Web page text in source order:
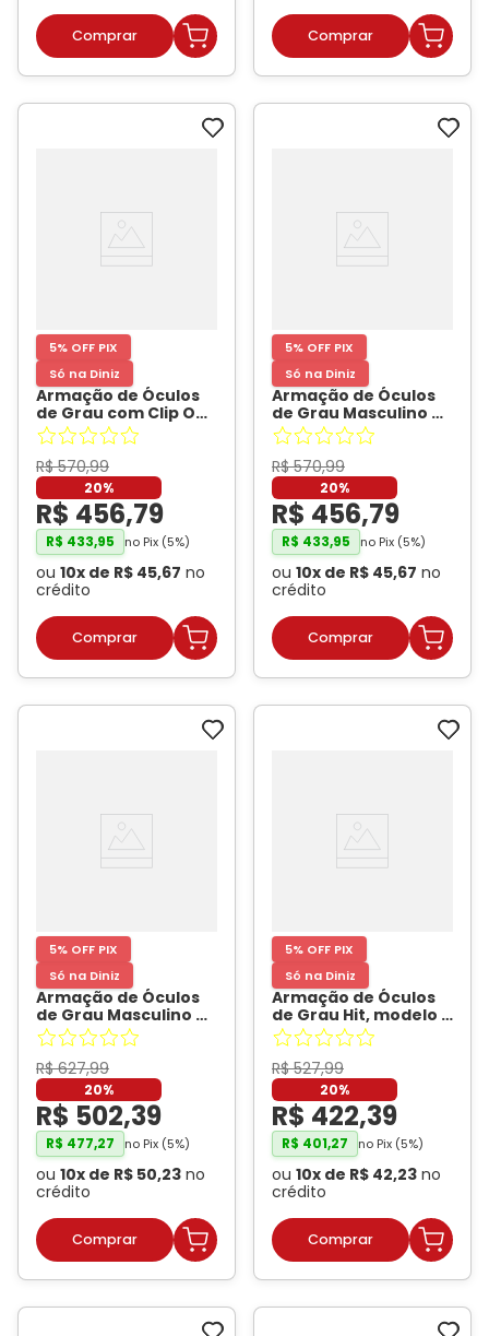
5% OFF PIX
Só na Diniz
Armação de Óculos
de Grau com Clip On
Masculino Dii
Collection
Retangular 1069 Cor
Demi Azul- DII
COLLECTION
R$ 570,99
20%
R$ 456,79
R$ 433,95 no Pix (5%)
ou 10x de R$ 45,67 no
crédito
5% OFF PIX
Só na Diniz
Armação de Óculos
de Grau Masculino Dii
Collection DII 2015M
Retangular Cor Cinza
- DII COLLECTION
R$ 570,99
20%
R$ 456,79
R$ 433,95 no Pix (5%)
ou 10x de R$ 45,67 no
crédito
5% OFF PIX
Só na Diniz
Armação de Óculos
de Grau Masculino Dii
Collection 4066
Redondo Cor Gun
Metal- DII
COLLECTION
R$ 627,99
20%
R$ 502,39
R$ 477,27 no Pix (5%)
ou 10x de R$ 50,23 no
crédito
5% OFF PIX
Só na Diniz
Armação de Óculos
de Grau Hit, modelo 2
8008, cor Preto
R$ 527,99
20%
R$ 422,39
R$ 401,27 no Pix (5%)
ou 10x de R$ 42,23 no
crédito